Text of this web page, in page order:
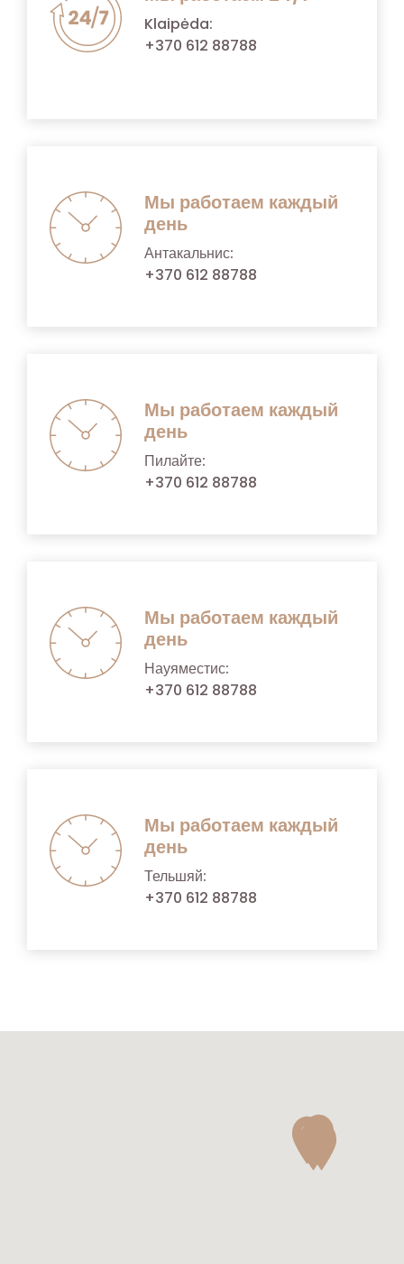
Klaipėda:
+370 612 88788
Мы работаем каждый
день
Антакальнис:
+370 612 88788
Мы работаем каждый
день
Пилайте:
+370 612 88788
Мы работаем каждый
день
Науяместис:
+370 612 88788
Мы работаем каждый
день
Тельшяй:
+370 612 88788